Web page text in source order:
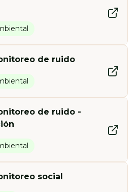
de ruido
de ruido -
social